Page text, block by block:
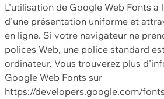
L'utilisation de Google Web Fonts a
d'une présentation uniforme et
en ligne. Si votre navigateur ne
polices Web, une police standard
ordinateur. Vous trouverez plus
Google Web Fonts sur
https://developers.google.com/